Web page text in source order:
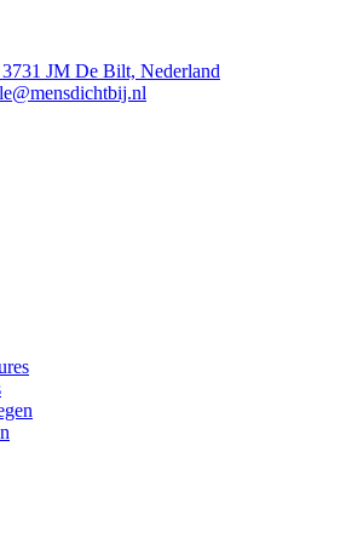
JM De Bilt, Nederland